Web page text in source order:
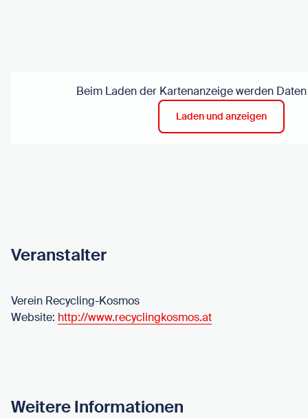
Beim Laden der Kartenanzeige werden
Laden und anzeigen
Veranstalter
Verein Recycling-Kosmos
Website: http://www.recyclingkosmos.at
Weitere Informationen